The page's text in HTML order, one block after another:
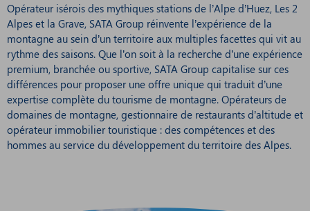
Opérateur isérois des mythiques stations de l’Alpe d’Huez, Les 2
Alpes et la Grave, SATA Group réinvente l’expérience de la
montagne au sein d’un territoire aux multiples facettes qui vit au
rythme des saisons. Que l’on soit à la recherche d’une expérience
premium, branchée ou sportive, SATA Group capitalise sur ces
différences pour proposer une offre unique qui traduit d’une
expertise complète du tourisme de montagne. Opérateurs de
domaines de montagne, gestionnaire de restaurants d’altitude et
opérateur immobilier touristique : des compétences et des
hommes au service du développement du territoire des Alpes.